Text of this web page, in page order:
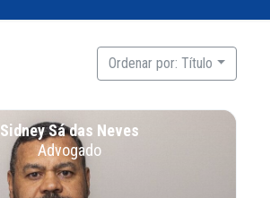
Ordenar por: Título
Sidney Sá das Neves
Advogado